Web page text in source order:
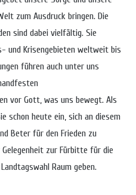
zum Ausdruck bringen. Die
sind dabei vielfältig. Sie
und Krisengebieten weltweit bis
führen auch unter uns
vor Gott, was uns bewegt. Als
schon heute ein, sich an diesem
Beter für den Frieden zu
zur Fürbitte für die
Raum geben.